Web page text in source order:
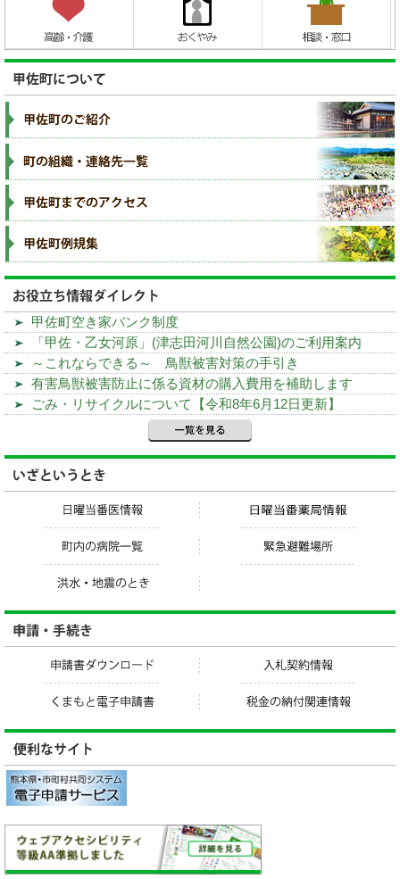
甲佐町空き家バンク制度
「甲佐・乙女河原」(津志田河川自然公園)のご利用案内
～これならできる～ 鳥獣被害対策の手引き
有害鳥獣被害防止に係る資材の購入費用を補助します
ごみ・リサイクルについて【令和8年6月12日更新】